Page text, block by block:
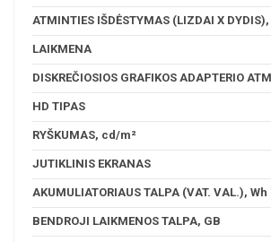
ATMINTIES IŠDĖSTYMAS (LIZDAI X DYDIS),
LAIKMENA
DISKREČIOSIOS GRAFIKOS ADAPTERIO
HD TIPAS
RYŠKUMAS, cd/m²
JUTIKLINIS EKRANAS
AKUMULIATORIAUS TALPA (VAT. VAL.), Wh
BENDROJI LAIKMENOS TALPA, GB